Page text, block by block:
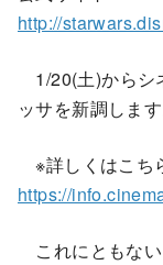
http://
1/20(土)からシ
ッサを新調します
※詳しくはこ
https://
これにともな